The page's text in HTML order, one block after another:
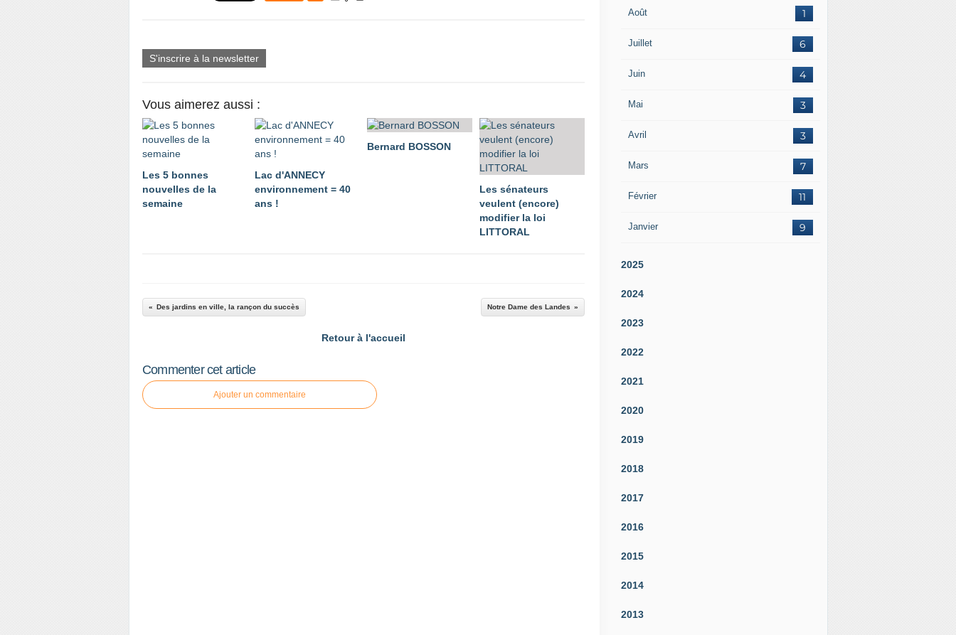
S'inscrire à la newsletter
Vous aimerez aussi :
Les 5 bonnes
nouvelles de la
semaine
Lac d'ANNECY
environnement = 40
ans !
Bernard BOSSON
Les sénateurs
veulent (encore)
modifier la loi
LITTORAL
Des jardins en ville, la rançon du succès Notre Dame des Landes
Retour à l'accueil
Commenter cet article
Ajouter un commentaire
Août 1
Juillet 6
Juin 4
Mai 3
Avril 3
Mars 7
Février 11
Janvier 9
2025
2024
2023
2022
2021
2020
2019
2018
2017
2016
2015
2014
2013